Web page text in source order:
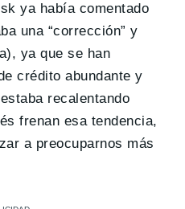
ya había comentado
una “corrección” y
ya que se han
crédito abundante y
recalentando
frenan esa tendencia,
a preocuparnos más